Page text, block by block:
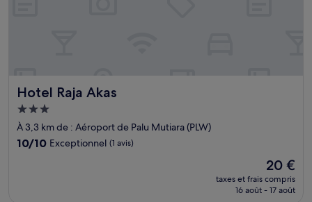
Hotel Raja Akas
Hotel Raja Akas
Hébergement
3.0 étoiles
À 3,3 km de : Aéroport de Palu Mutiara (PLW)
10.0
10/10 Exceptionnel (1 avis)
Le
nouveau
prix
20 €
taxes et frais compris
16 août - 17 août